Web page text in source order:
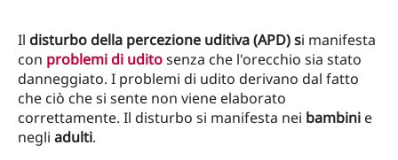
Il disturbo della percezione uditiva (APD) si manifesta
con problemi di uditosenza che l'orecchio sia stato
danneggiato. I problemi di udito derivano dal fatto
che ciò che si sente non viene elaborato
correttamente. Il disturbo si manifesta nei bambini e
negli adulti.